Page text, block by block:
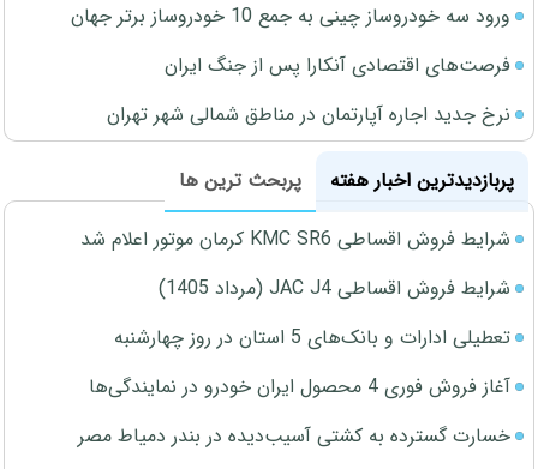
ورود سه خودروساز چینی به جمع 10 خودروساز برتر جهان
فرصت‌های اقتصادی آنکارا پس از جنگ ایران
نرخ جدید اجاره آپارتمان در مناطق شمالی شهر تهران
پربازدیدترین اخبار هفته
پربحث ترین ها
شرایط فروش اقساطی KMC SR6 کرمان موتور اعلام شد
شرایط فروش اقساطی JAC J4 (مرداد 1405)
تعطیلی ادارات و بانک‌های 5 استان در روز چهارشنبه
آغاز فروش فوری 4 محصول ایران خودرو در نمایندگی‌ها
خسارت گسترده به کشتی آسیب‌دیده در بندر دمیاط مصر